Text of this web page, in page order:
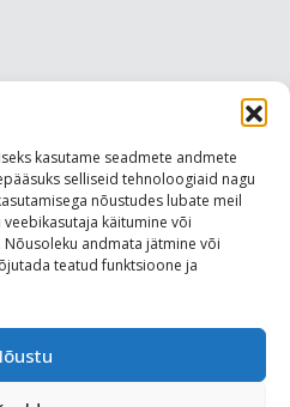
kasutame seadmete andmete
selliseid tehnoloogiaid nagu
nõustudes lubate meil
käitumine või
andmata jätmine või
teatud funktsioone ja